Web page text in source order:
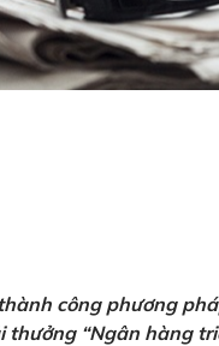
công phương
“Ngân hàng